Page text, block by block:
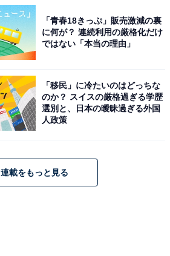
「青春18きっぷ」販売激減の裏
に何が？ 連続利用の厳格化だけ
ではない「本当の理由」
「移民」に冷たいのはどっちな
のか？ スイスの厳格過ぎる学歴
選別と、日本の曖昧過ぎる外国
人政策
連載をもっと見る